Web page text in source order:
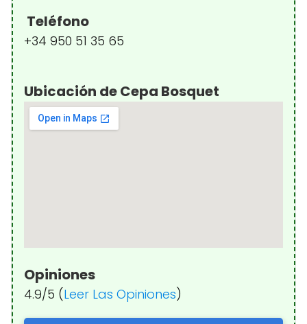
Teléfono
+34 950 51 35 65
Ubicación de Cepa Bosquet
Opiniones
4.9/5 (Leer Las Opiniones)